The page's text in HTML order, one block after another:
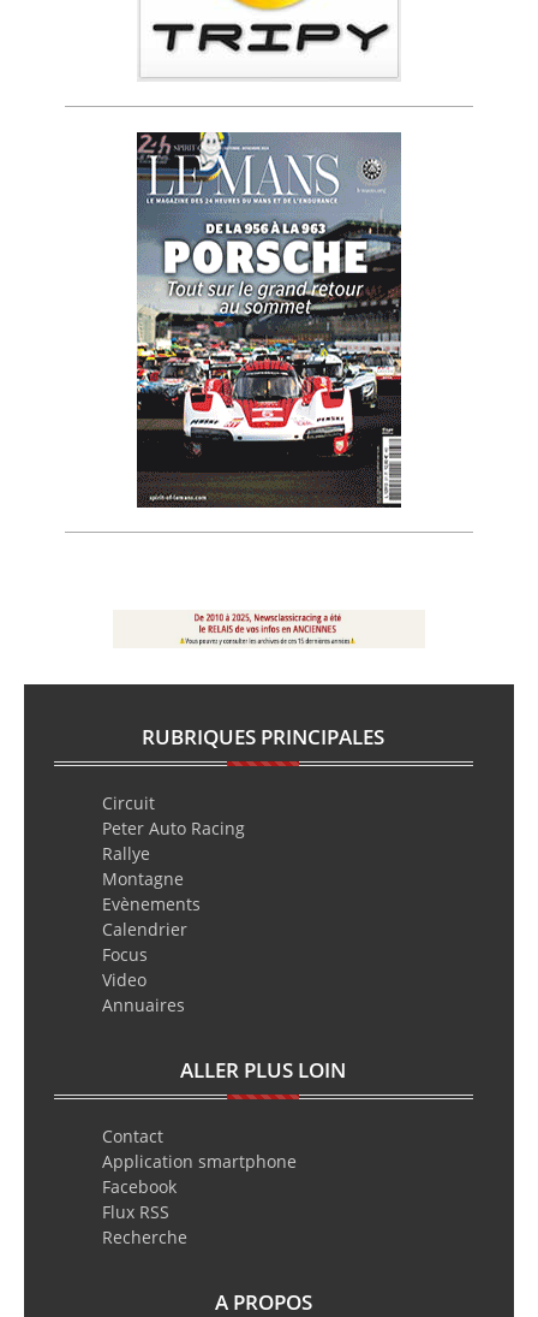
RUBRIQUES PRINCIPALES
Circuit
Peter Auto Racing
Rallye
Montagne
Evènements
Calendrier
Focus
Video
Annuaires
ALLER PLUS LOIN
Contact
Application smartphone
Facebook
Flux RSS
Recherche
A PROPOS